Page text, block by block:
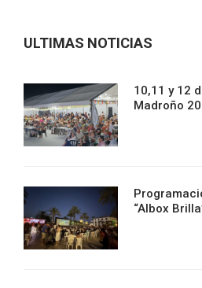
ULTIMAS NOTICIAS
10,11 y 12
Madroño
“Albox